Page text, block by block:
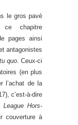
le gros pavé
chapitre
pages ainsi
antagonistes
quo. Ceux-ci
(en plus
l’achat de la
c’est-à-dire
Hors-
couverture à